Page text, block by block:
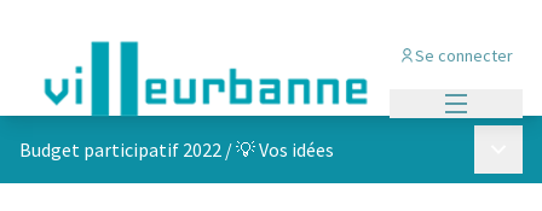
Se connecter
Budget participatif 2022 /💡 Vos idées